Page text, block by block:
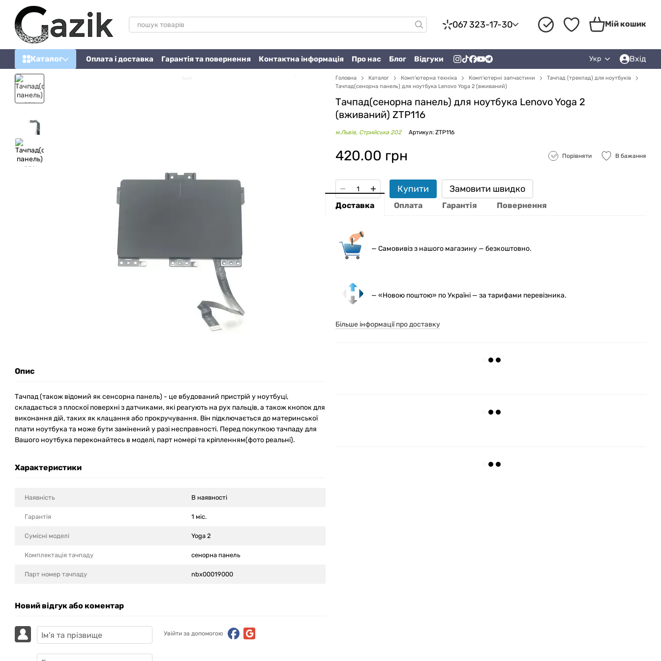
Перейти до основного контенту
067 323-17-30 Мій кошик
Каталог Оплата і доставка Гарантія та повернення Контактна інформація Про нас Блог Відгуки Укр Вхід
Опис
Тачпад (також відомий як сенсорна панель) - це вбудований пристрій у ноутбуці,
складається з плоскої поверхні з датчиками, які реагують на рух пальців, а також кнопок для
виконання дій, таких як клацання або прокручування. Він підключається до материнської
плати ноутбука та може бути замінений у разі несправності. Перед покупкою тачпаду для
Вашого ноутбука переконайтесь в моделі, парт номері та кріпленням(фото реальні).
Характеристики
Наявність В наявності
Гарантія 1 міс.
Сумісні моделi Yoga 2
Комплектація тачпаду сенорна панель
Парт номер тачпаду nbx00019000
Новий відгук або коментар
Увійти за допомогою
Головна Каталог Комп'ютерна техніка Комп'ютерні запчастини
Тачпад (трекпад) для ноутбуків
Тачпад(сенорна панель) для ноутбука Lenovo Yoga 2 (вживаний)
Тачпад(сенорна панель) для ноутбука Lenovo Yoga 2
(вживаний) ZTP116
м.Львів, Стрийська 202 Артикул: ZTP116
420.00 грн Порівняти В бажання
Купити Замовити швидко
Доставка Оплата Гарантія Повернення
— Самовивіз з нашого магазину — безкоштовно.
— «Новою поштою» по Україні — за тарифами перевізника.
Більше інформації про доставку